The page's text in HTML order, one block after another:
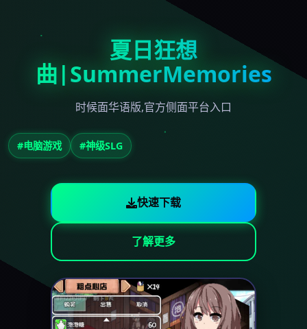
夏日狂想
曲|SummerMemories
时候面华语版,官方侧面平台入口
#电脑游戏 #神级SLG
快速下载
了解更多